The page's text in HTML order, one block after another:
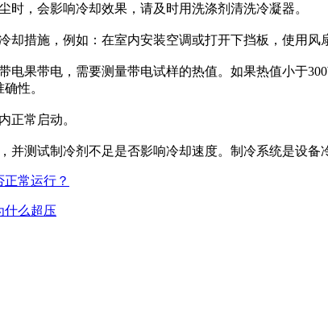
，会影响冷却效果，请及时用洗涤剂清洗冷凝器。
措施，例如：在室内安装空调或打开下挡板，使用风
果带电，需要测量带电试样的热值。如果热值小于
性。
常启动。
测试制冷剂不足是否影响冷却速度。制冷系统是设备
常运行？
什么超压